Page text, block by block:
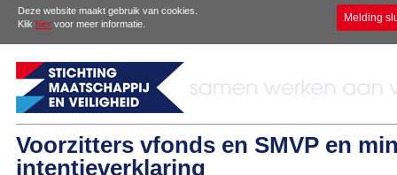
Deze website maakt gebruik van cookies.
Klik hier voor meer informatie. Melding
Voorzitters vfonds en SMVP en
intentieverklaring